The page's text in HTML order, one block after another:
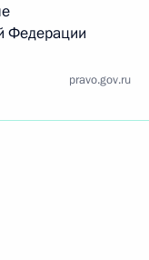
Федерации
pravo.gov.ru